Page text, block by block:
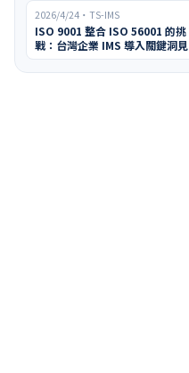
2026/4/24 ・ TS-IMS
ISO 9001 整合 ISO 56001 的挑
戰：台灣企業 IMS 導入關鍵洞見